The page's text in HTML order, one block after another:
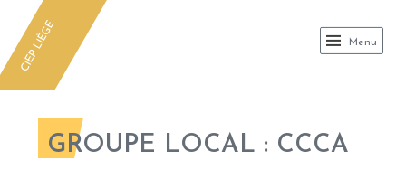
CIEP
CIEP LIÈGE Menu
GROUPE LOCAL : CCCA